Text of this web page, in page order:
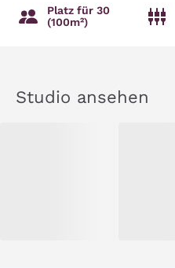
Platz für 30
(100m²)
Studio ansehen